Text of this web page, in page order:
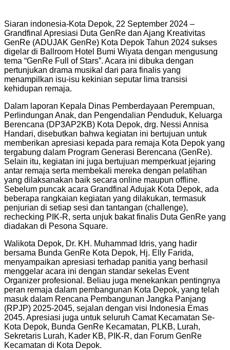
Siaran indonesia-Kota Depok, 22 September 2024 –
Grandfinal Apresiasi Duta GenRe dan Ajang Kreativitas
GenRe (ADUJAK GenRe) Kota Depok Tahun 2024 sukses
digelar di Ballroom Hotel Bumi Wiyata dengan mengusung
tema “GenRe Full of Stars”. Acara ini dibuka dengan
pertunjukan drama musikal dari para finalis yang
menampilkan isu-isu kekinian seputar lima transisi
kehidupan remaja.
Dalam laporan Kepala Dinas Pemberdayaan Perempuan,
Perlindungan Anak, dan Pengendalian Penduduk, Keluarga
Berencana (DP3AP2KB) Kota Depok, drg. Nessi Annisa
Handari, disebutkan bahwa kegiatan ini bertujuan untuk
memberikan apresiasi kepada para remaja Kota Depok yang
tergabung dalam Program Generasi Berencana (GenRe).
Selain itu, kegiatan ini juga bertujuan memperkuat jejaring
antar remaja serta membekali mereka dengan pelatihan
yang dilaksanakan baik secara online maupun offline.
Sebelum puncak acara Grandfinal Adujak Kota Depok, ada
beberapa rangkaian kegiatan yang dilakukan, termasuk
penjurian di setiap sesi dan tantangan (challenge),
rechecking PIK-R, serta unjuk bakat finalis Duta GenRe yang
diadakan di Pesona Square.
Walikota Depok, Dr. KH. Muhammad Idris, yang hadir
bersama Bunda GenRe Kota Depok, Hj. Elly Farida,
menyampaikan apresiasi terhadap panitia yang berhasil
menggelar acara ini dengan standar sekelas Event
Organizer profesional. Beliau juga menekankan pentingnya
peran remaja dalam pembangunan Kota Depok, yang telah
masuk dalam Rencana Pembangunan Jangka Panjang
(RPJP) 2025-2045, sejalan dengan visi Indonesia Emas
2045. Apresiasi juga untuk seluruh Camat Kecamatan Se-
Kota Depok, Bunda GenRe Kecamatan, PLKB, Lurah,
Sekretaris Lurah, Kader KB, PIK-R, dan Forum GenRe
Kecamatan di Kota Depok.